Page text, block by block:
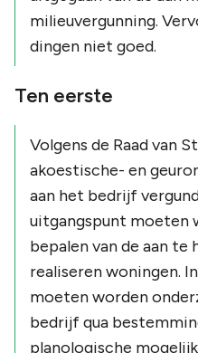
milieuvergunning.
dingen niet goed.
Ten eerste
Volgens de Raad van
akoestische- en
aan het bedrijf
uitgangspunt moeten
bepalen van de aan
realiseren woningen.
moeten worden
bedrijf qua
planologische